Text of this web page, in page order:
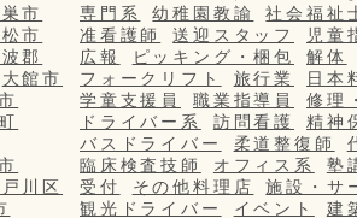
市
市
郡
大館市
川区
専門系
幼稚園教諭 社会福祉
准看護師
送迎スタッフ 児童
広報
ピッキング・梱包 解体
フォークリフト
旅行業 日本
学童支援員
職業指導員 修理
ドライバー系
訪問看護 精神
バスドライバー
柔道整復師
臨床検査技師
オフィス系 塾
受付
その他料理店 施設・サ
観光ドライバー
イベント 建